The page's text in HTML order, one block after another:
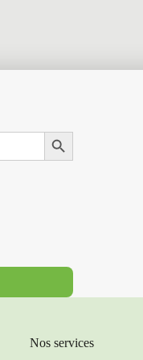
Search Button
Nos services